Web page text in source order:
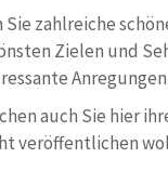
Sie zahlreiche
Zielen und
auch Sie hier
veröffentlichen